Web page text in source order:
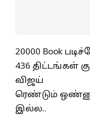
20000 Book
436 திட்டங்கள்
விஜய்
ரெண்டும்
இல்ல..